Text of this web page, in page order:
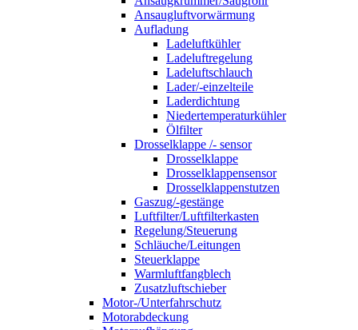
Ansaugluftvorwärmung
Aufladung
Ladeluftkühler
Ladeluftregelung
Ladeluftschlauch
Lader/-einzelteile
Laderdichtung
Niedertemperaturkühler
Ölfilter
Drosselklappe /- sensor
Drosselklappe
Drosselklappensensor
Drosselklappenstutzen
Gaszug/-gestänge
Luftfilter/Luftfilterkasten
Regelung/Steuerung
Schläuche/Leitungen
Steuerklappe
Warmluftfangblech
Zusatzluftschieber
Motor-/Unterfahrschutz
Motorabdeckung